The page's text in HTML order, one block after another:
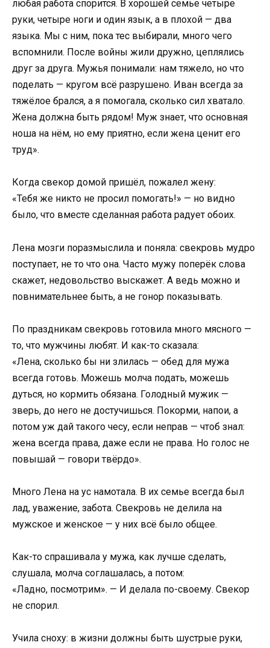
любая работа спорится. В хорошей семье четыре
руки, четыре ноги и один язык, а в плохой — два
языка. Мы с ним, пока тес выбирали, много чего
вспомнили. После войны жили дружно, цеплялись
друг за друга. Мужья понимали: нам тяжело, но что
поделать — кругом всё разрушено. Иван всегда за
тяжёлое брался, а я помогала, сколько сил хватало.
Жена должна быть рядом! Муж знает, что основная
ноша на нём, но ему приятно, если жена ценит его
труд».
Когда свекор домой пришёл, пожалел жену:
«Тебя же никто не просил помогать!» — но видно
было, что вместе сделанная работа радует обоих.
Лена мозги поразмыслила и поняла: свекровь мудро
поступает, не то что она. Часто мужу поперёк слова
скажет, недовольство выскажет. А ведь можно и
повнимательнее быть, а не гонор показывать.
По праздникам свекровь готовила много мясного —
то, что мужчины любят. И как-то сказала:
«Лена, сколько бы ни злилась — обед для мужа
всегда готовь. Можешь молча подать, можешь
дуться, но кормить обязана. Голодный мужик —
зверь, до него не достучишься. Покорми, напои, а
потом уж дай такого чесу, если неправ — чтоб знал:
жена всегда права, даже если не права. Но голос не
повышай — говори твёрдо».
Много Лена на ус намотала. В их семье всегда был
лад, уважение, забота. Свекровь не делила на
мужское и женское — у них всё было общее.
Как-то спрашивала у мужа, как лучше сделать,
слушала, молча соглашалась, а потом:
«Ладно, посмотрим». — И делала по-своему. Свекор
не спорил.
Учила сноху: в жизни должны быть шустрые руки,